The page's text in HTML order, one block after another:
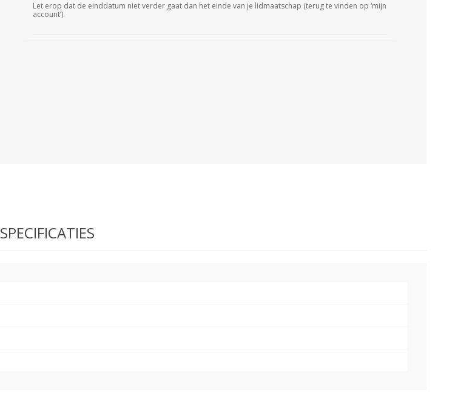
Let erop dat de einddatum niet verder gaat dan het einde van je lidmaatschap (terug te vinden op ‘mijn
account’).
SPECIFICATIES